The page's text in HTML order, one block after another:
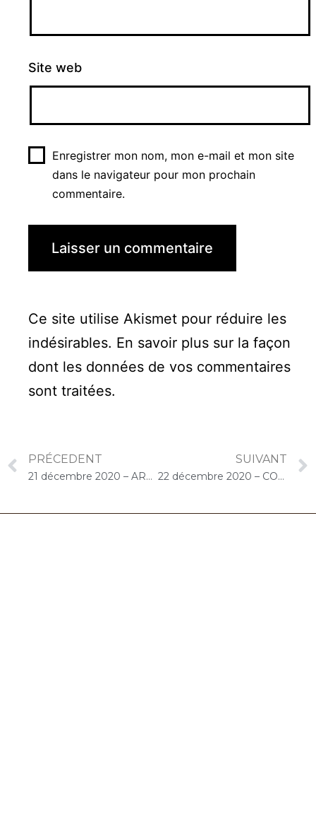
Site web
Enregistrer mon nom, mon e-mail et mon site
dans le navigateur pour mon prochain
commentaire.
Ce site utilise Akismet pour réduire les
indésirables. En savoir plus sur la façon
dont les données de vos commentaires
sont traitées.
PRÉCEDENT
21 décembre 2020 – ARPAVIE Villa Renée (Le Perreux-sur-Marne) : Concert « Choco-Cello Solo » Chantons Noël
SUIVANT
22 décembre 2020 – COLISEE Pro Santé Evry (Bondoufle) : Concert « Cello Solo »